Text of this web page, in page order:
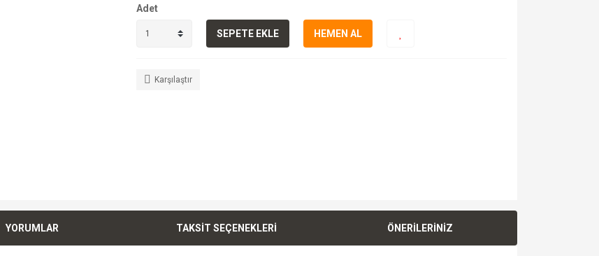
Adet
SEPETE EKLE HEMEN AL
Karşılaştır
YORUMLAR TAKSİT SEÇENEKLERİ ÖNERİLERİNİZ